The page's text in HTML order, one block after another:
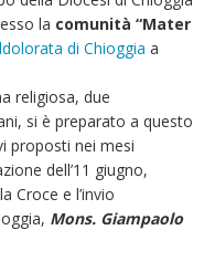
la comunità “Mater
di Chioggia a
religiosa, due
si è preparato a questo
proposti nei mesi
dell’11 giugno,
Croce e l’invio
Mons. Giampaolo